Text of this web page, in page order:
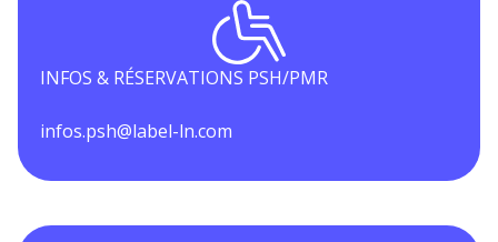
INFOS & RÉSERVATIONS PSH/PMR
infos.psh@label-ln.com